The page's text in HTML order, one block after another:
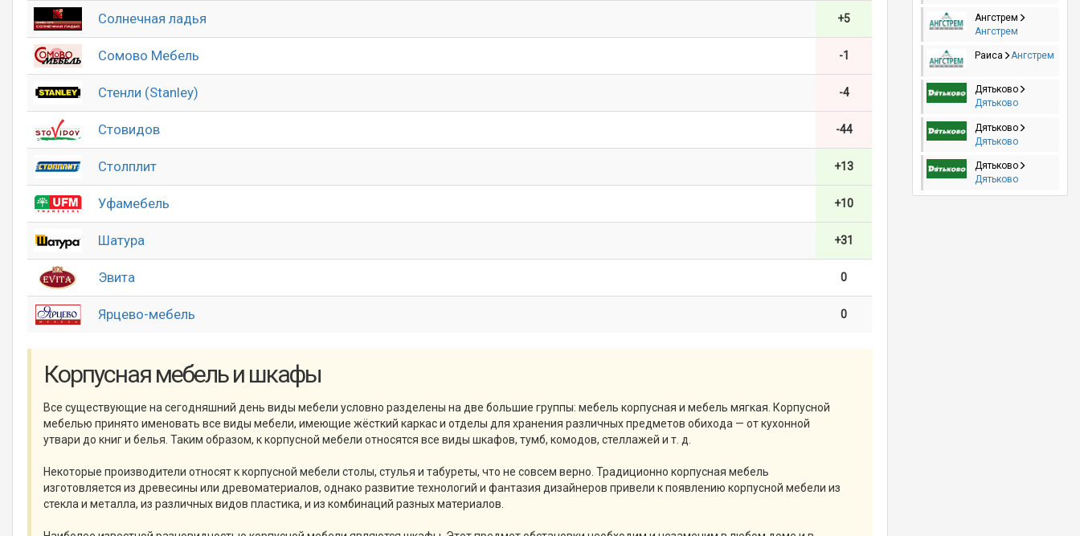
Солнечная ладья +5
Сомово Мебель -1
Стенли (Stanley) -4
Стовидов -44
Столплит +13
Уфамебель +10
Шатура +31
Эвита 0
Ярцево-мебель 0
Корпусная мебель и шкафы
Все существующие на сегодняшний день виды мебели условно разделены на две большие группы: мебель корпусная и мебель мягкая. Корпусной
мебелью принято именовать все виды мебели, имеющие жёсткий каркас и отделы для хранения различных предметов обихода — от кухонной
утвари до книг и белья. Таким образом, к корпусной мебели относятся все виды шкафов, тумб, комодов, стеллажей и т. д.
Некоторые производители относят к корпусной мебели столы, стулья и табуреты, что не совсем верно. Традиционно корпусная мебель
изготовляется из древесины или древоматериалов, однако развитие технологий и фантазия дизайнеров привели к появлению корпусной мебели из
стекла и металла, из различных видов пластика, и из комбинаций разных материалов.
Ангстрем
Ангстрем
Раиса Ангстрем
Дятьково
Дятьково
Дятьково
Дятьково
Дятьково
Дятьково